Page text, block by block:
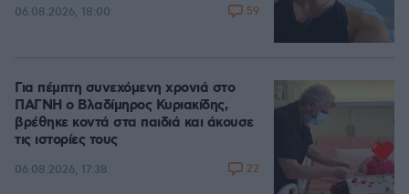
06.08.2026, 18:00 59
Για πέμπτη συνεχόμενη χρονιά στο
ΠΑΓΝΗ ο Βλαδίμηρος Κυριακίδης,
βρέθηκε κοντά στα παιδιά και άκουσε
τις ιστορίες τους
06.08.2026, 17:38 22